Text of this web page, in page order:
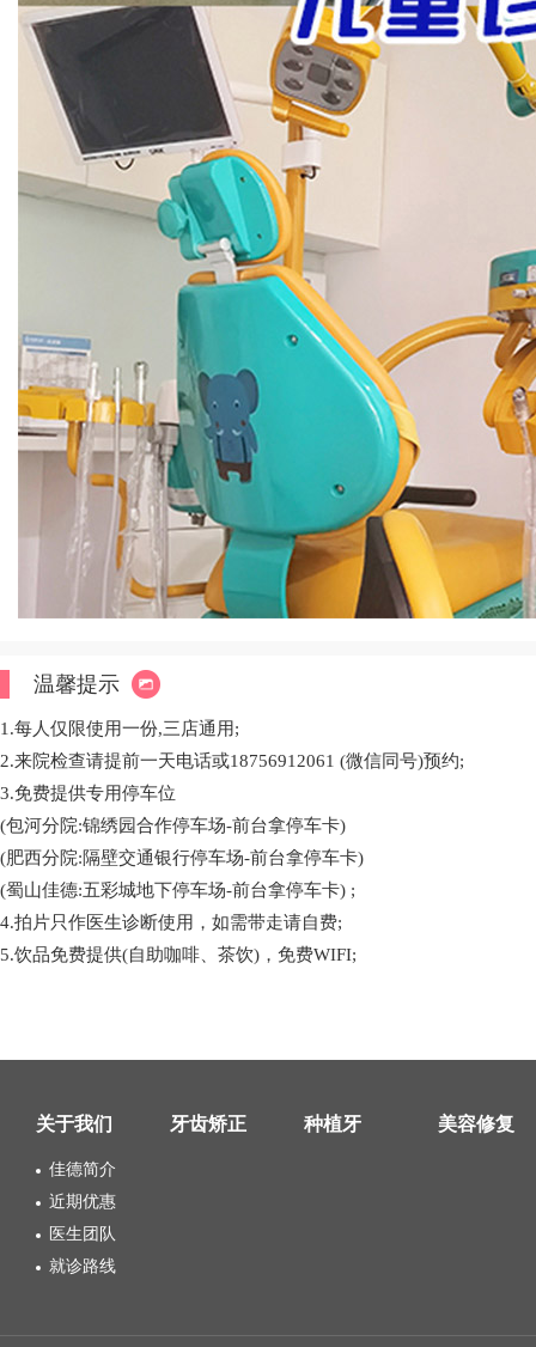
温馨提示
1.每人仅限使用一份,三店通用;
2.来院检查请提前一天电话或18756912061 (微信同号)预约;
3.免费提供专用停车位
(包河分院:锦绣园合作停车场-前台拿停车卡)
(肥西分院:隔壁交通银行停车场-前台拿停车卡)
(蜀山佳德:五彩城地下停车场-前台拿停车卡) ;
4.拍片只作医生诊断使用，如需带走请自费;
5.饮品免费提供(自助咖啡、茶饮)，免费WIFI;
关于我们
佳德简介
近期优惠
医生团队
就诊路线
牙齿矫正 种植牙 美容修复